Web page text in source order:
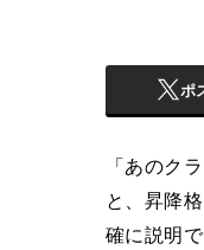
ポ
「あのク
と、昇降
確に説明